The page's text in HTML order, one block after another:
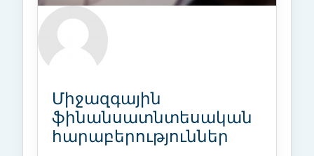
Միջազգային
ֆինանսատնտեսական
հարաբերություններ